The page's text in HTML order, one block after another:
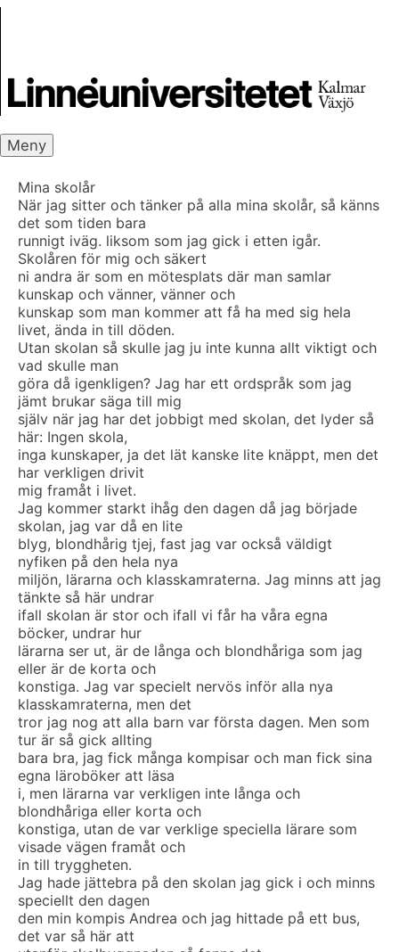
Meny
Mina skolår
När jag sitter och tänker på alla mina skolår, så känns
det som tiden bara
runnigt iväg. liksom som jag gick i etten igår.
Skolåren för mig och säkert
ni andra är som en mötesplats där man samlar
kunskap och vänner, vänner och
kunskap som man kommer att få ha med sig hela
livet, ända in till döden.
Utan skolan så skulle jag ju inte kunna allt viktigt och
vad skulle man
göra då igenkligen? Jag har ett ordspråk som jag
jämt brukar säga till mig
själv när jag har det jobbigt med skolan, det lyder så
här: Ingen skola,
inga kunskaper, ja det lät kanske lite knäppt, men det
har verkligen drivit
mig framåt i livet.
Jag kommer starkt ihåg den dagen då jag började
skolan, jag var då en lite
blyg, blondhårig tjej, fast jag var också väldigt
nyfiken på den hela nya
miljön, lärarna och klasskamraterna. Jag minns att jag
tänkte så här undrar
ifall skolan är stor och ifall vi får ha våra egna
böcker, undrar hur
lärarna ser ut, är de långa och blondhåriga som jag
eller är de korta och
konstiga. Jag var specielt nervös inför alla nya
klasskamraterna, men det
tror jag nog att alla barn var första dagen. Men som
tur är så gick allting
bara bra, jag fick många kompisar och man fick sina
egna läroböker att läsa
i, men lärarna var verkligen inte långa och
blondhåriga eller korta och
konstiga, utan de var verklige speciella lärare som
visade vägen framåt och
in till tryggheten.
Jag hade jättebra på den skolan jag gick i och minns
speciellt den dagen
den min kompis Andrea och jag hittade på ett bus,
det var så här att